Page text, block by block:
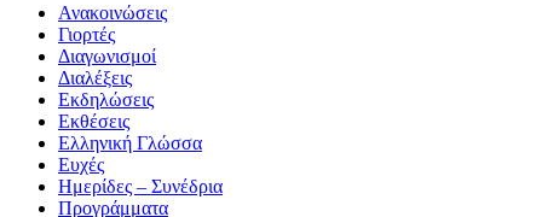
Ανακοινώσεις
Γιορτές
Διαγωνισμοί
Διαλέξεις
Εκδηλώσεις
Εκθέσεις
Ελληνική Γλώσσα
Ευχές
Ημερίδες – Συνέδρια
Προγράμματα